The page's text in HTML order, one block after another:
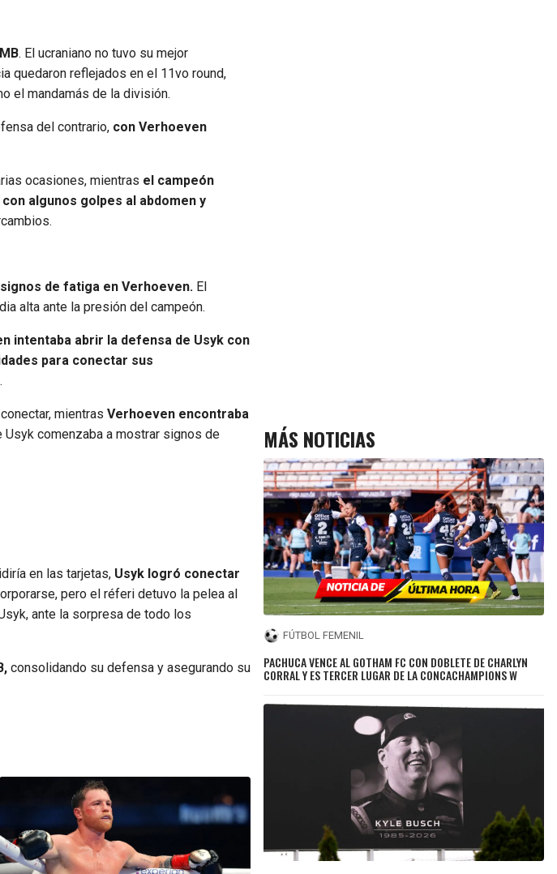
. El ucraniano no tuvo su mejor
quedaron reflejados en el 11vo round,
el mandamás de la división.
del contrario, con Verhoeven
ocasiones, mientras el campeón
algunos golpes al abdomen y
de fatiga en Verhoeven. El
alta ante la presión del campeón.
intentaba abrir la defensa de Usyk con
para conectar sus
mientras Verhoeven encontraba
Usyk comenzaba a mostrar signos de
en las tarjetas, Usyk logró conectar
pero el réferi detuvo la pelea al
ante la sorpresa de todo los
consolidando su defensa y asegurando su
MÁS NOTICIAS
FÚTBOL FEMENIL
PACHUCA VENCE AL GOTHAM FC CON DOBLETE DE CHARLYN
CORRAL Y ES TERCER LUGAR DE LA CONCACHAMPIONS W